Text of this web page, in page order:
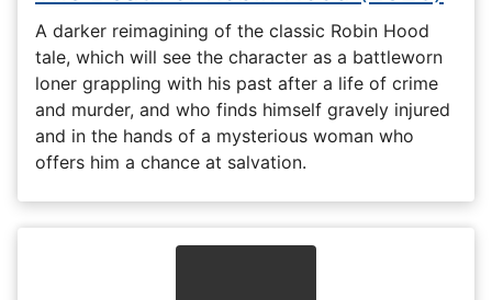
A darker reimagining of the classic Robin Hood
tale, which will see the character as a battleworn
loner grappling with his past after a life of crime
and murder, and who finds himself gravely injured
and in the hands of a mysterious woman who
offers him a chance at salvation.